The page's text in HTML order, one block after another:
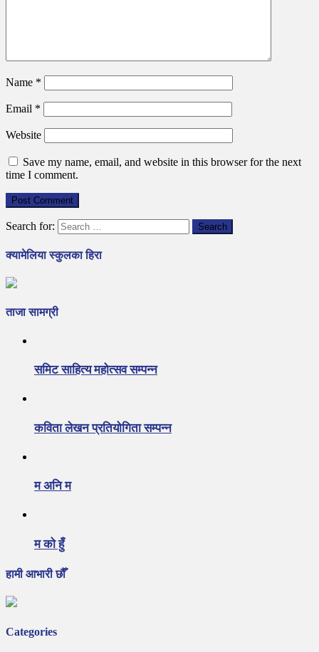
Name *
Email *
Website
Save my name, email, and website in this browser for the next
time I comment.
Search for:
क्यामेलिया स्कुलका हिरा
ताजा सामग्री
समिट साहित्य महोत्सव सम्पन्न
कविता लेखन प्रतियोगिता सम्पन्न
म अनि म
म को हुँ
हामी आभारी छौँ
Categories